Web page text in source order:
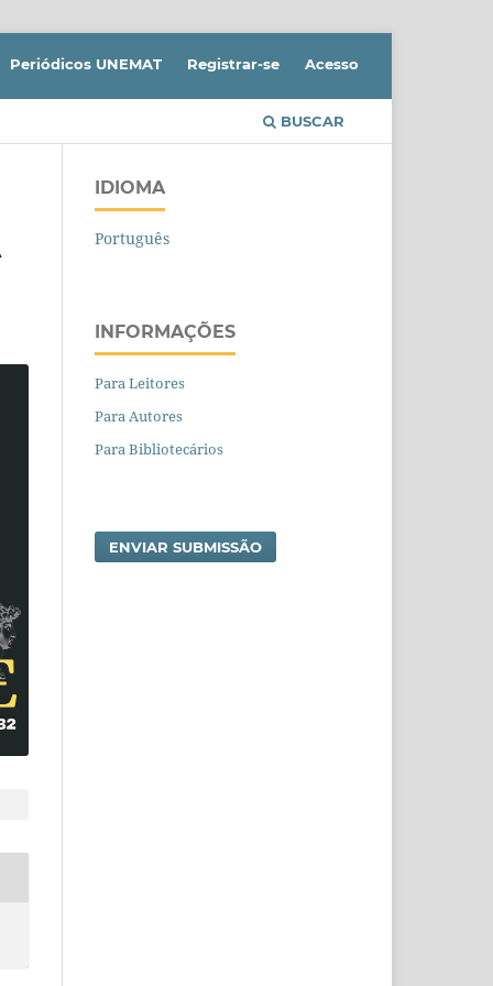
BUSCAR
Periódicos UNEMAT Registrar-se Acesso
IDIOMA
Português
INFORMAÇÕES
Para Leitores
Para Autores
Para Bibliotecários
ENVIAR SUBMISSÃO